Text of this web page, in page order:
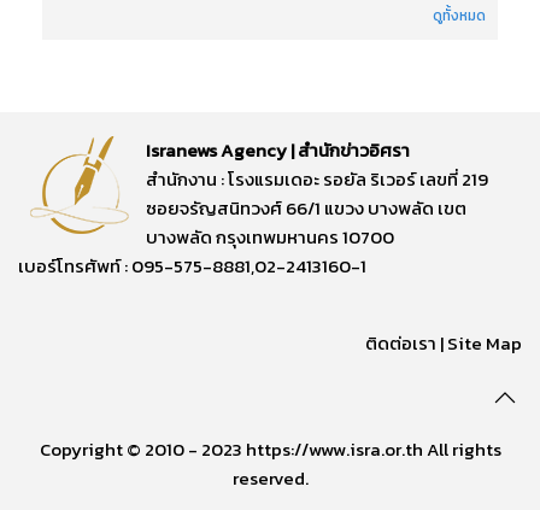
ดูทั้งหมด
Isranews Agency | สำนักข่าวอิศรา
สำนักงาน : โรงแรมเดอะ รอยัล ริเวอร์ เลขที่ 219
ซอยจรัญสนิทวงศ์ 66/1 แขวง บางพลัด เขต
บางพลัด กรุงเทพมหานคร 10700
เบอร์โทรศัพท์ : 095-575-8881,02-2413160-1
ติดต่อเรา |Site Map
Copyright © 2010 - 2023 https://www.isra.or.th All rights
reserved.